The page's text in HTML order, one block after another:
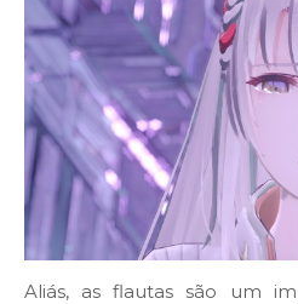
Aliás, as flautas são um